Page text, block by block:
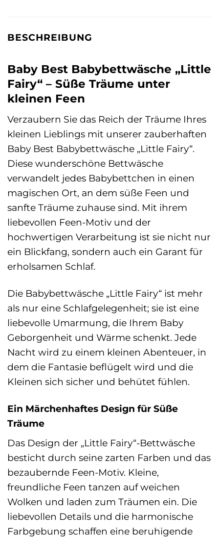
BESCHREIBUNG
Baby Best Babybettwäsche „Little
Fairy“ – Süße Träume unter
kleinen Feen
Verzaubern Sie das Reich der Träume Ihres
kleinen Lieblings mit unserer zauberhaften
Baby Best Babybettwäsche „Little Fairy“.
Diese wunderschöne Bettwäsche
verwandelt jedes Babybettchen in einen
magischen Ort, an dem süße Feen und
sanfte Träume zuhause sind. Mit ihrem
liebevollen Feen-Motiv und der
hochwertigen Verarbeitung ist sie nicht nur
ein Blickfang, sondern auch ein Garant für
erholsamen Schlaf.
Die Babybettwäsche „Little Fairy“ ist mehr
als nur eine Schlafgelegenheit; sie ist eine
liebevolle Umarmung, die Ihrem Baby
Geborgenheit und Wärme schenkt. Jede
Nacht wird zu einem kleinen Abenteuer, in
dem die Fantasie beflügelt wird und die
Kleinen sich sicher und behütet fühlen.
Ein Märchenhaftes Design für Süße
Träume
Das Design der „Little Fairy“-Bettwäsche
besticht durch seine zarten Farben und das
bezaubernde Feen-Motiv. Kleine,
freundliche Feen tanzen auf weichen
Wolken und laden zum Träumen ein. Die
liebevollen Details und die harmonische
Farbgebung schaffen eine beruhigende